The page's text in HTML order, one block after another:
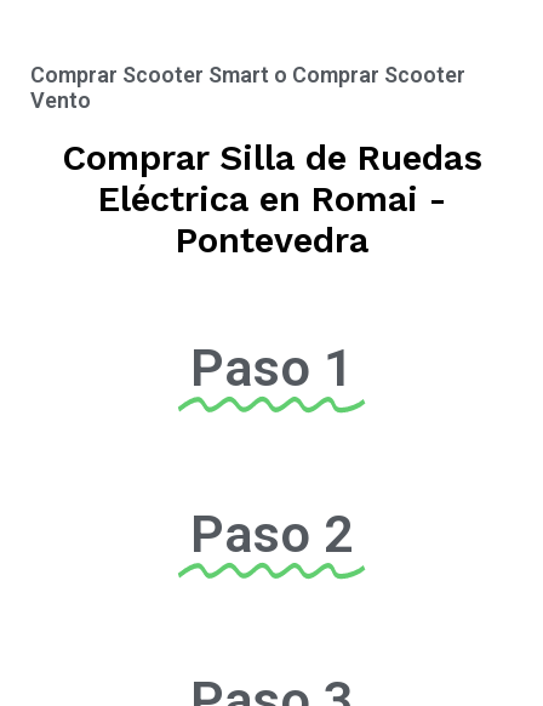
Comprar Scooter Smart o Comprar Scooter
Vento
Comprar Silla de Ruedas
Eléctrica en Romai -
Pontevedra
Paso 1
Paso 2